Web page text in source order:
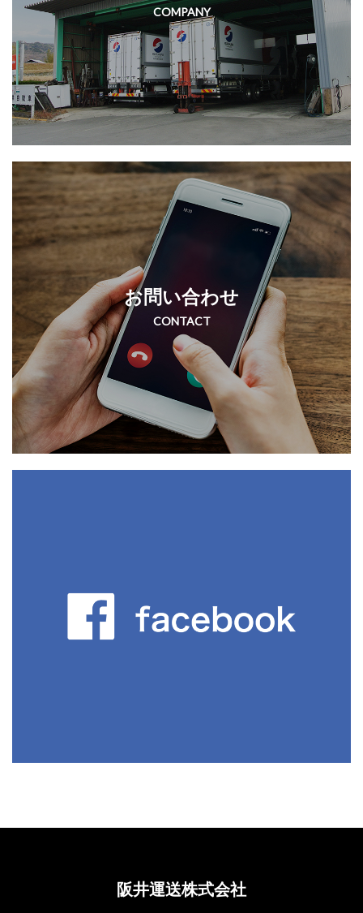
COMPANY
お問い合わせ
CONTACT
阪井運送株式会社